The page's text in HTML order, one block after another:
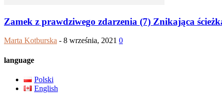
Zamek z prawdziwego zdarzenia (7) Znikająca
Marta Kotburska - 8 września, 2021 0
language
Polski
English